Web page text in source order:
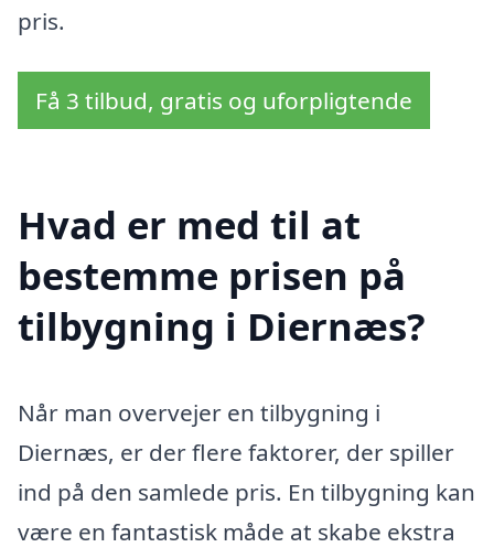
pris.
Få 3 tilbud, gratis og uforpligtende
Hvad er med til at
bestemme prisen på
tilbygning i Diernæs?
Når man overvejer en tilbygning i
Diernæs, er der flere faktorer, der spiller
ind på den samlede pris. En tilbygning kan
være en fantastisk måde at skabe ekstra